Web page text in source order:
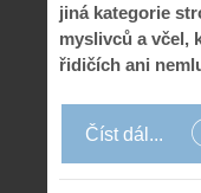
jiná kategorie
myslivců a včel,
řidičích ani
Číst dál...